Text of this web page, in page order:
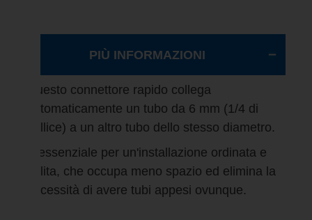
PIÙ INFORMAZIONI
Questo connettore rapido collega
automaticamente un tubo da 6 mm (1/4 di
pollice) a un altro tubo dello stesso diametro.
È essenziale per un'installazione ordinata e
pulita, che occupa meno spazio ed elimina la
necessità di avere tubi appesi ovunque.